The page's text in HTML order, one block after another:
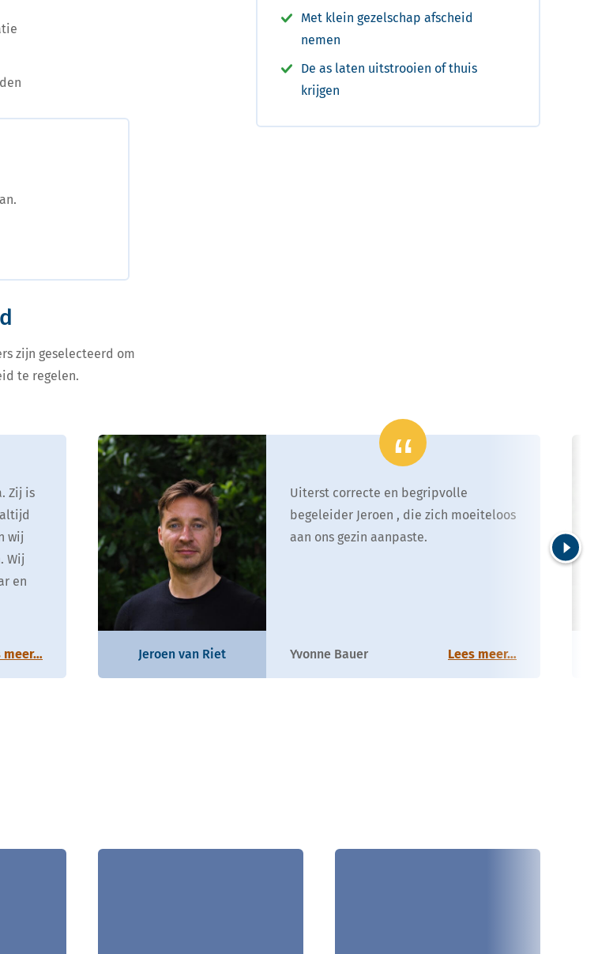
Met klein gezelschap afscheid
nemen
De as laten uitstrooien of thuis
krijgen
zijn geselecteerd om
te regelen.
Zij is
wij
Wij
en
meer… Jeroen van Riet
Uiterst correcte en begripvolle
begeleider Jeroen , die zich moeiteloos
aan ons gezin aanpaste.
Yvonne Bauer Lees meer…
Volgende